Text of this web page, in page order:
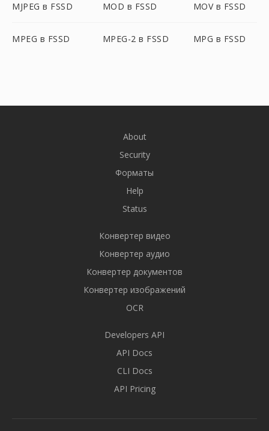
MJPEG в FSSD MOD в FSSD MOV в FSSD
MPEG в FSSD MPEG-2 в FSSD MPG в FSSD
About
Security
Форматы
Help
Status
Конвертер видео
Конвертер аудио
Конвертер документов
Конвертер изображений
OCR
Developers API
API Docs
CLI Docs
API Pricing